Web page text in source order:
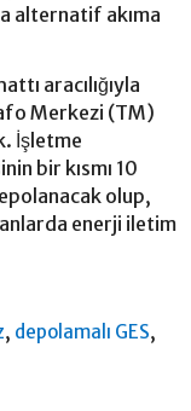
alternatif akıma
aracılığıyla
Merkezi (TM)
İşletme
bir kısmı 10
olup,
enerji iletim
, depolamalı GES,